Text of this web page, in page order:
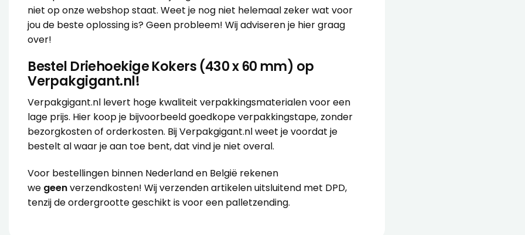
niet op onze webshop staat. Weet je nog niet helemaal zeker wat voor
jou de beste oplossing is? Geen probleem! Wijadviserenje hier graag
over!
Bestel Driehoekige Kokers (430 x 60 mm) op
Verpakgigant.nl!
Verpakgigant.nl levert hoge kwaliteit verpakkingsmaterialen voor een
lage prijs. Hier koop je bijvoorbeeld goedkope verpakkingstape, zonder
bezorgkosten of orderkosten. Bij Verpakgigant.nl weet je voordat je
bestelt al waar je aan toe bent, dat vind je niet overal.
Voor bestellingen binnen Nederland en België rekenen
we geenverzendkosten! Wij verzenden artikelen uitsluitend met DPD,
tenzij de ordergrootte geschikt is voor een palletzending.